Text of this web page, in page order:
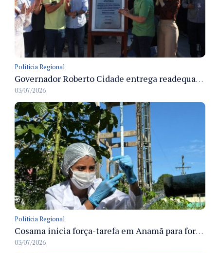
Políticia Regional
Governador Roberto Cidade entrega readequação do ambulatório da FCecon e amplia capacidade de atendimento oncológico em Manaus
03/07/2026
Políticia Regional
Cosama inicia força-tarefa em Anamã para fortalecer abastecimento de água e segurança hídrica da população
03/07/2026